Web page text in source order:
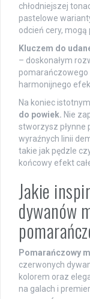
chłodniejszej
pastelowe
odcień cery,
Kluczem do
– doskonałym
harmonijnego
Na koniec
do powiek. Nie
stworzysz płynne
wyraźnych linii
takie jak pędzle
końcowy efekt
Jakie
dywanów
Pomarańczowy
czerwonych
kolorem oraz
na galach i